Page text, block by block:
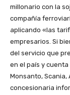
millonario con la
compañía
aplicando «las
empresarios. Si
del servicio que
en el país y
Monsanto, Scania,
concesionaria